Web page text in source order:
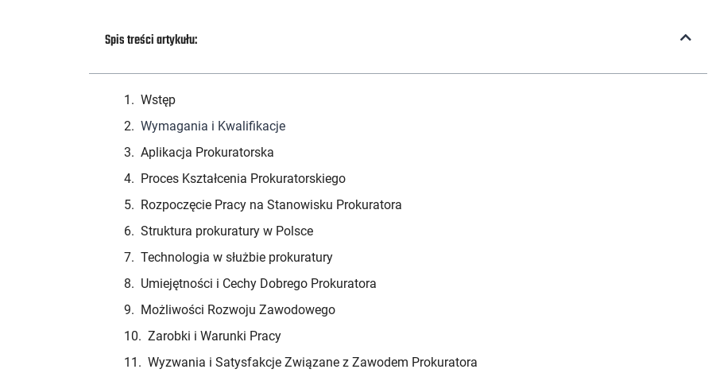
Spis treści artykułu:
Wstęp
Wymagania i Kwalifikacje
Aplikacja Prokuratorska
Proces Kształcenia Prokuratorskiego
Rozpoczęcie Pracy na Stanowisku Prokuratora
Struktura prokuratury w Polsce
Technologia w służbie prokuratury
Umiejętności i Cechy Dobrego Prokuratora
Możliwości Rozwoju Zawodowego
Zarobki i Warunki Pracy
Wyzwania i Satysfakcje Związane z Zawodem Prokuratora